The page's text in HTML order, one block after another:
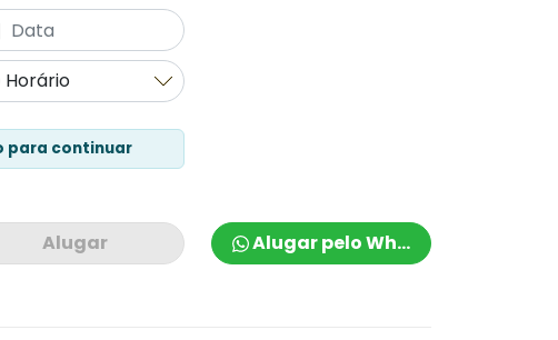
para continuar
Alugar
Alugar pelo Whatsapp